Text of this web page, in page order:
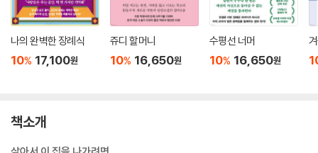
나의 완벽한 장례식
10% 17,100원
쥬디 할머니
10% 16,650원
수평선 너머
10% 16,650원
책소개